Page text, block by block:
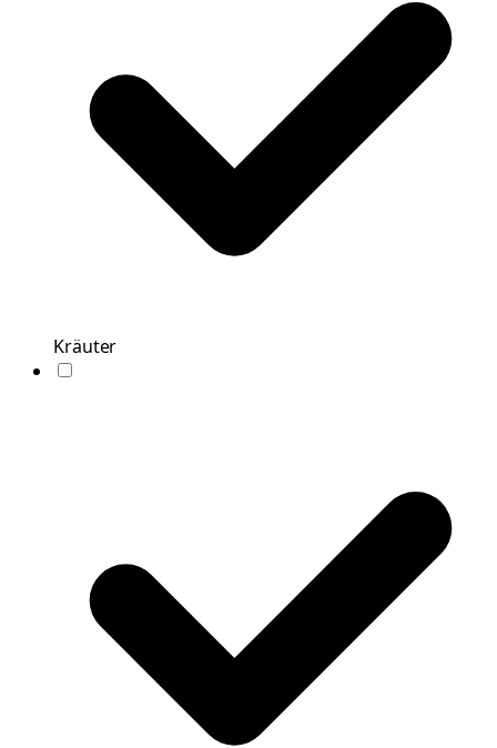
Kräuter